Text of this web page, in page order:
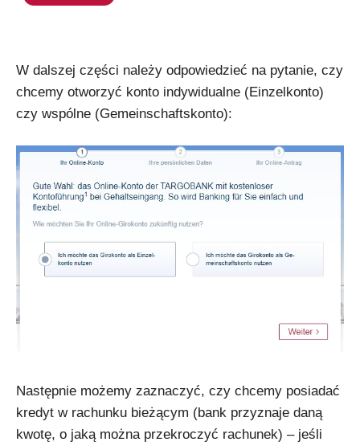
W dalszej części należy odpowiedzieć na pytanie, czy
chcemy otworzyć konto indywidualne (Einzelkonto)
czy wspólne (Gemeinschaftskonto):
Następnie możemy zaznaczyć, czy chcemy posiadać
kredyt w rachunku bieżącym (bank przyznaje daną
kwotę, o jaką można przekroczyć rachunek) – jeśli